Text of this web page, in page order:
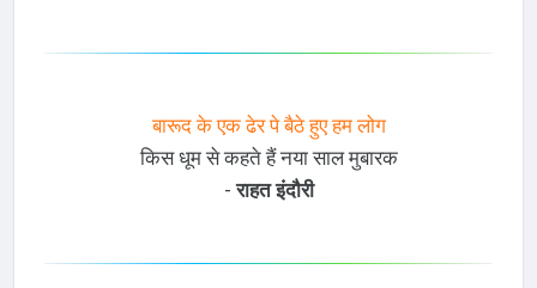
बारूद के एक ढेर पे बैठे हुए हम लोग
किस धूम से कहते हैं नया साल मुबारक
-राहत इंदौरी